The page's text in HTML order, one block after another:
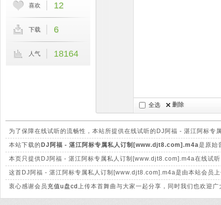
全选 删除
喜欢 12
下载 6
人气 18164
为了保障在线试听的流畅性，本站所提供在线试听的DJ阿福 - 湛江阿标
大的差别。
本站下载的 DJ阿福 - 湛江阿标专属私人订制[www.djt8.com].m4a是原始
晰。
本页只提供DJ阿福 - 湛江阿标专属私人订制[www.djt8.com].m4a在线试
这首DJ阿福 - 湛江阿标专属私人订制[www.djt8.com].m4a是由本站会员
衷心感谢会员 充值u盘cd 上传本首舞曲与大家一起分享，同时我们也欢迎